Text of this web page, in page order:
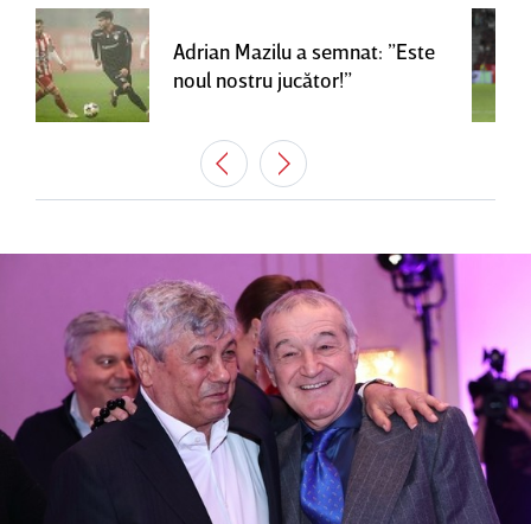
Adrian Mazilu a semnat: ”Este
noul nostru jucător!”